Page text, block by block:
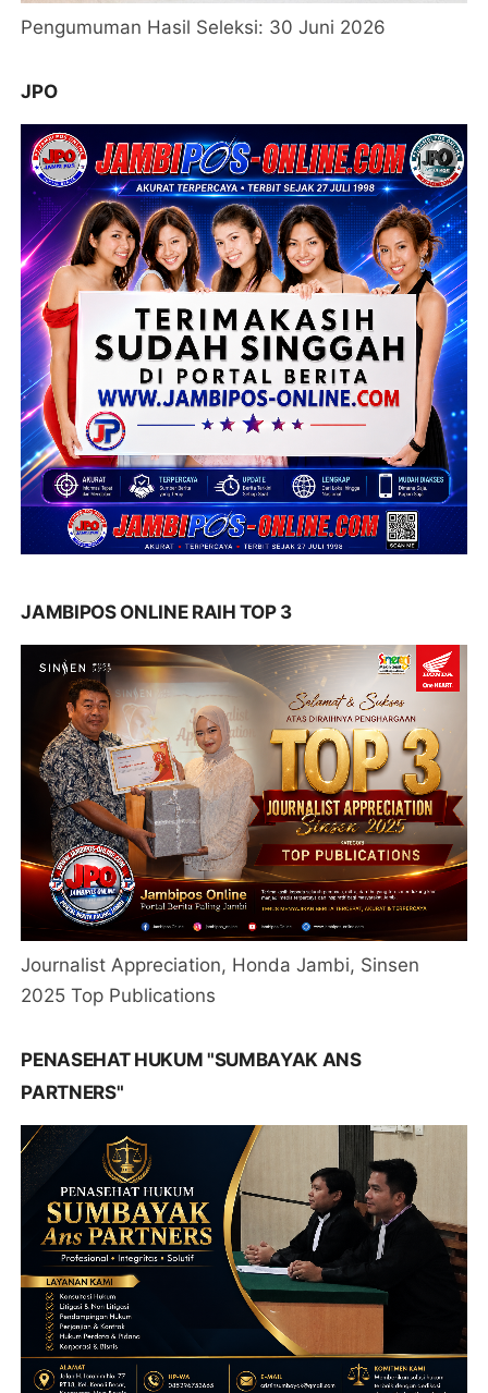
Pengumuman Hasil Seleksi: 30 Juni 2026
JPO
JAMBIPOS ONLINE RAIH TOP 3
Journalist Appreciation, Honda Jambi, Sinsen
2025 Top Publications
PENASEHAT HUKUM "SUMBAYAK ANS
PARTNERS"